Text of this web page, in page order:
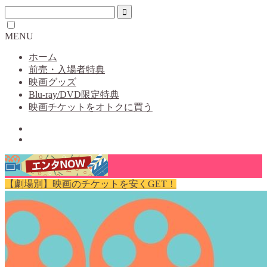
MENU
ホーム
前売・入場者特典
映画グッズ
Blu-ray/DVD限定特典
映画チケットをオトクに買う
【劇場別】映画のチケットを安くGET！